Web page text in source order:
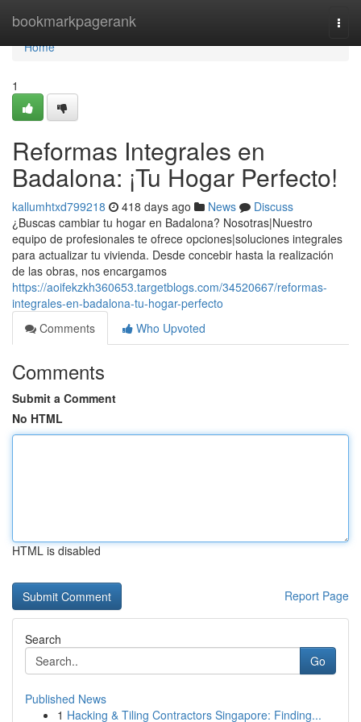
bookmarkpagerank
Home
Home
1
Reformas Integrales en
Badalona: ¡Tu Hogar Perfecto!
kallumhtxd799218 418 days ago News
Discuss
¿Buscas cambiar tu hogar en Badalona? Nosotras|Nuestro
equipo de profesionales te ofrece opciones|soluciones integrales
para actualizar tu vivienda. Desde concebir hasta la realización
de las obras, nos encargamos
https://aoifekzkh360653.targetblogs.com/34520667/reformas-
integrales-en-badalona-tu-hogar-perfecto
Comments
Who Upvoted
Comments
Submit a Comment
No HTML
HTML is disabled
Report Page
Search
Go
Published News
1 Hacking & Tiling Contractors Singapore: Finding...